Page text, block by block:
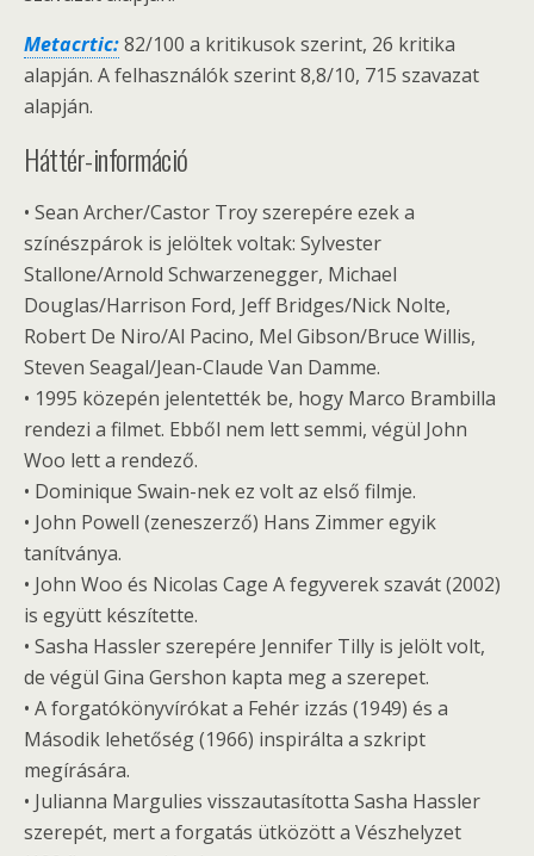
Metacrtic:82/100 a kritikusok szerint, 26 kritika
alapján. A felhasználók szerint 8,8/10, 715 szavazat
alapján.
Háttér-információ
• Sean Archer/Castor Troy szerepére ezek a
színészpárok is jelöltek voltak: Sylvester
Stallone/Arnold Schwarzenegger, Michael
Douglas/Harrison Ford, Jeff Bridges/Nick Nolte,
Robert De Niro/Al Pacino, Mel Gibson/Bruce Willis,
Steven Seagal/Jean-Claude Van Damme.
• 1995 közepén jelentették be, hogy Marco Brambilla
rendezi a filmet. Ebből nem lett semmi, végül John
Woo lett a rendező.
• Dominique Swain-nek ez volt az első filmje.
• John Powell (zeneszerző) Hans Zimmer egyik
tanítványa.
• John Woo és Nicolas Cage A fegyverek szavát (2002)
is együtt készítette.
• Sasha Hassler szerepére Jennifer Tilly is jelölt volt,
de végül Gina Gershon kapta meg a szerepet.
• A forgatókönyvírókat a Fehér izzás (1949) és a
Második lehetőség (1966) inspirálta a szkript
megírására.
• Julianna Margulies visszautasította Sasha Hassler
szerepét, mert a forgatás ütközött a Vészhelyzet